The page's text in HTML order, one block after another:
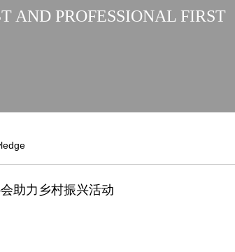
AND PROFESSIONAL FIRST
助力乡村振兴活动